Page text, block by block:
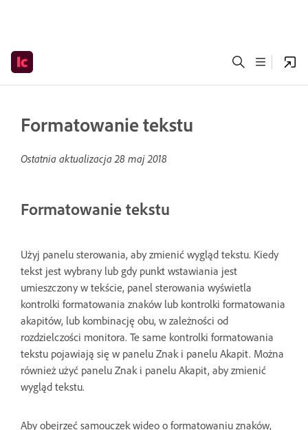
Formatowanie tekstu
Ostatnia aktualizacja28 maj 2018
Formatowanie tekstu
Użyj panelu sterowania, aby zmienić wygląd tekstu. Kiedy
tekst jest wybrany lub gdy punkt wstawiania jest
umieszczony w tekście, panel sterowania wyświetla
kontrolki formatowania znaków lub kontrolki formatowania
akapitów, lub kombinację obu, w zależności od
rozdzielczości monitora. Te same kontrolki formatowania
tekstu pojawiają się w panelu Znak i panelu Akapit. Można
również użyć panelu Znak i panelu Akapit, aby zmienić
wygląd tekstu.
Aby obejrzeć samouczek wideo o formatowaniu znaków,